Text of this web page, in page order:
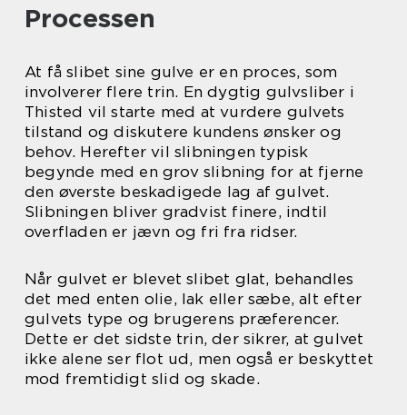
Processen
At få slibet sine gulve er en proces, som
involverer flere trin. En dygtig gulvsliber i
Thisted vil starte med at vurdere gulvets
tilstand og diskutere kundens ønsker og
behov. Herefter vil slibningen typisk
begynde med en grov slibning for at fjerne
den øverste beskadigede lag af gulvet.
Slibningen bliver gradvist finere, indtil
overfladen er jævn og fri fra ridser.
Når gulvet er blevet slibet glat, behandles
det med enten olie, lak eller sæbe, alt efter
gulvets type og brugerens præferencer.
Dette er det sidste trin, der sikrer, at gulvet
ikke alene ser flot ud, men også er beskyttet
mod fremtidigt slid og skade.